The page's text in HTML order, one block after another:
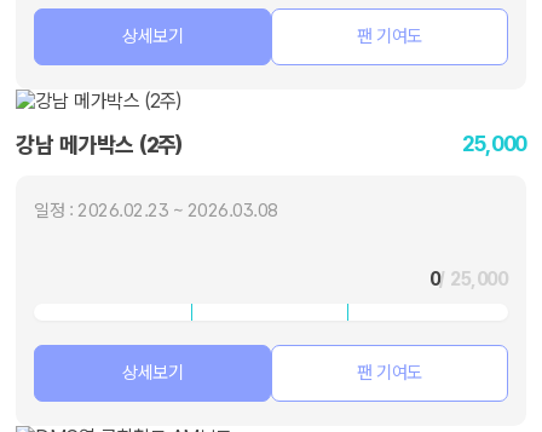
상세보기 팬 기여도
강남 메가박스 (2주) 25,000
일정 : 2026.02.23 ~ 2026.03.08
0/ 25,000
상세보기 팬 기여도